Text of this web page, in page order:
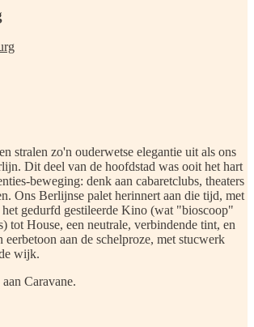
stralen zo'n ouderwetse elegantie uit als ons
Dit deel van de hoofdstad was ooit het hart
beweging: denk aan cabaretclubs, theaters
Ons Berlijnse palet herinnert aan die tijd, met
gedurfd gestileerde Kino (wat "bioscoop"
tot House, een neutrale, verbindende tint, en
eerbetoon aan de schelproze, met stucwerk
wijk.
Caravane.